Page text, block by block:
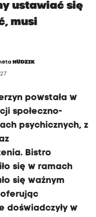
ustawiać się
musi
HUDZIK
powstała w
społeczno-
psychicznych, z
Bistro
się w ramach
się ważnym
doświadczyły w